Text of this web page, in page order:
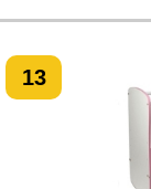
13